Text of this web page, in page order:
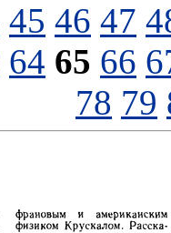
45 46 47
64 65 66
78 79